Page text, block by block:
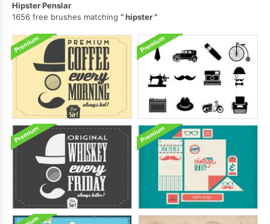
Hipster Penslar
1656 free brushes matching
hipster